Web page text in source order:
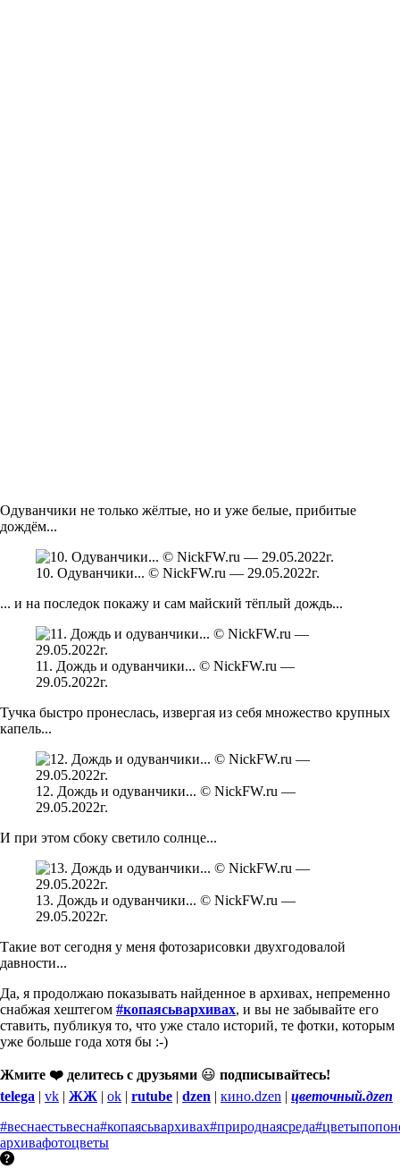
Одуванчики не только жёлтые, но и уже белые, прибитые
дождём...
10. Одуванчики... © NickFW.ru — 29.05.2022г.
... и на последок покажу и сам майский тёплый дождь...
11. Дождь и одуванчики... © NickFW.ru —
29.05.2022г.
Тучка быстро пронеслась, извергая из себя множество крупных
капель...
12. Дождь и одуванчики... © NickFW.ru —
29.05.2022г.
И при этом сбоку светило солнце...
13. Дождь и одуванчики... © NickFW.ru —
29.05.2022г.
Такие вот сегодня у меня фотозарисовки двухгодовалой
давности...
Да, я продолжаю показывать найденное в архивах, непременно
снабжая хештегом #копаясьвархивах, и вы не забывайте его
ставить, публикуя то, что уже стало историй, те фотки, которым
уже больше года хотя бы :-)
Жмите ❤️ делитесь с друзьями 😃 подписывайтесь!
telega | vk | ЖЖ | ok | rutube | dzen | кино.dzen | цветочный.дzen
#веснаестьвесна#копаясьвархивах#природнаясреда
архивафотоцветы